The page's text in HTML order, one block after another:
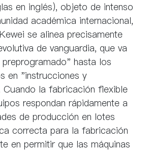
en inglés), objeto de intenso
académica internacional,
se alinea precisamente
de vanguardia, que va
hasta los
​​en "instrucciones y
Cuando la fabricación flexible
respondan rápidamente a
de producción en lotes
correcta para la fabricación
en permitir que las máquinas